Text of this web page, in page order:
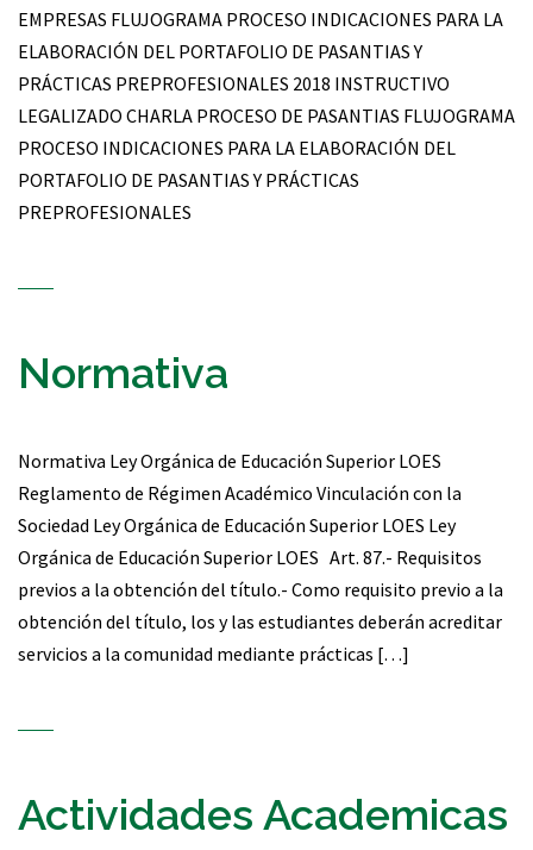
EMPRESAS FLUJOGRAMA PROCESO INDICACIONES PARA LA
ELABORACIÓN DEL PORTAFOLIO DE PASANTIAS Y
PRÁCTICAS PREPROFESIONALES 2018 INSTRUCTIVO
LEGALIZADO CHARLA PROCESO DE PASANTIAS FLUJOGRAMA
PROCESO INDICACIONES PARA LA ELABORACIÓN DEL
PORTAFOLIO DE PASANTIAS Y PRÁCTICAS
PREPROFESIONALES
Normativa
Normativa Ley Orgánica de Educación Superior LOES
Reglamento de Régimen Académico Vinculación con la
Sociedad Ley Orgánica de Educación Superior LOES Ley
Orgánica de Educación Superior LOES Art. 87.- Requisitos
previos a la obtención del título.- Como requisito previo a la
obtención del título, los y las estudiantes deberán acreditar
servicios a la comunidad mediante prácticas […]
Actividades Academicas